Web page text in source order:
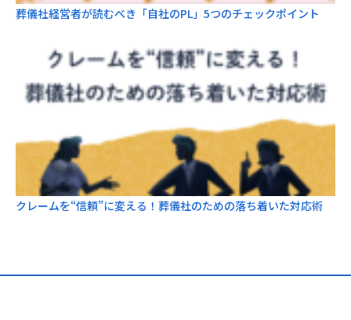
葬儀社経営者が読むべき「自社のPL」5つのチェックポイント
クレームを“信頼”に変える！葬儀社のための落ち着いた対応術